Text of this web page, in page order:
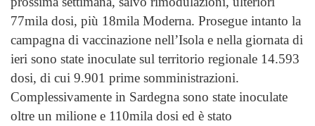
77mila dosi, più 18mila Moderna. Prosegue intanto la
campagna di vaccinazione nell’Isola e nella giornata di
ieri sono state inoculate sul territorio regionale 14.593
dosi, di cui 9.901 prime somministrazioni.
Complessivamente in Sardegna sono state inoculate
oltre un milione e 110mila dosi ed è stato